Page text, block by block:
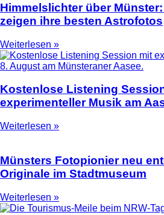
Himmelslichter über
zeigen ihre besten Astrofotos
Weiterlesen »
Kostenlose Listening
experimenteller Musik am
Weiterlesen »
Münsters Fotopionier neu
Originale im Stadtmuseum
Weiterlesen »